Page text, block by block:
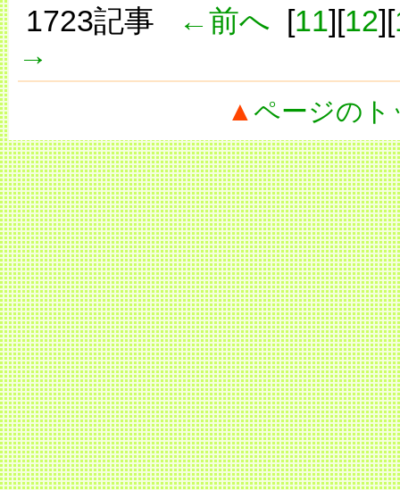
1723記事 ←前へ [11][12][
→
▲ ページの